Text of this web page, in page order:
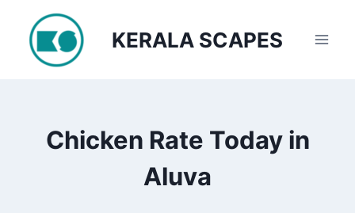
content
KERALA SCAPES
Chicken Rate Today in
Aluva